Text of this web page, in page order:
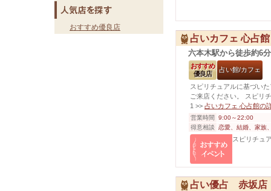
おすすめ優良店
占いカフェ 心占館
六本木駅から徒歩約6
おすすめ
優良店
占い館/カフェ
スピリチュアルに基づい
ご来店ください。 スピリ
1 >> 占いカフェ 心占館の
営業時間
9:00～22:00
得意相談
恋愛、結婚、家族
スピリチュ
占い優占 赤坂店